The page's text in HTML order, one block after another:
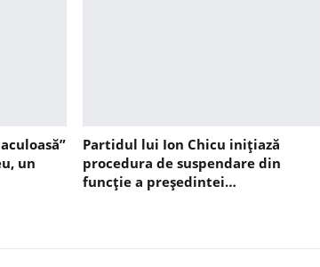
un
Partidul lui Ion Chicu inițiază
procedura de suspendare din
funcție a președintei…